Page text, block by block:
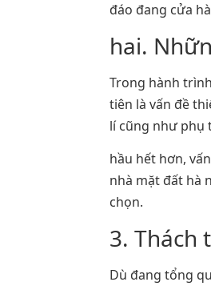
đáo đang cửa
hai.
Trong hành
tiên là vấn đề
lí cũng như phụ
hầu hết hơn,
nhà mặt đất hà
chọn.
3. Thách
Dù đang tổng